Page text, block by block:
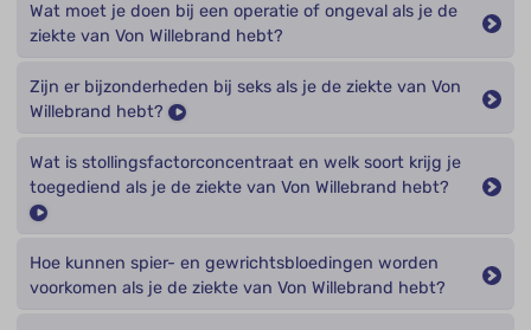
Wat moet je doen bij een operatie of ongeval als je de
ziekte van Von Willebrand hebt?
Zijn er bijzonderheden bij seks als je de ziekte van Von
Willebrand hebt?
Wat is stollingsfactorconcentraat en welk soort krijg je
toegediend als je de ziekte van Von Willebrand hebt?
Hoe kunnen spier- en gewrichtsbloedingen worden
voorkomen als je de ziekte van Von Willebrand hebt?